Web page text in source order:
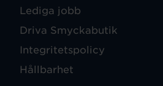
Lediga jobb
Driva Smyckabutik
Integritetspolicy
Hållbarhet